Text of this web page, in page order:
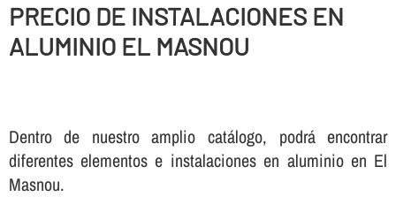
PRECIO DE INSTALACIONES EN
ALUMINIO EL MASNOU
Dentro de nuestro amplio catálogo, podrá encontrar
diferentes elementos e instalaciones en aluminio en El
Masnou.